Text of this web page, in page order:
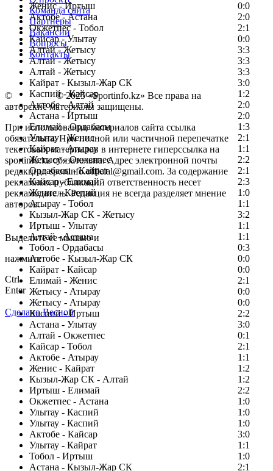
Женис - Иртыш
0:0
Актобе - Астана
2:0
Окжетпес - Тобол
2:1
Кайсар - Улытау
0:0
Алтай - Жетысу
3:3
Алтай - Жетысу
3:3
Алтай - Жетысу
3:3
Кайрат - Кызыл-Жар СК
3:0
Каспий - Кайсар
1:2
Актобе - Алтай
2:0
Астана - Иртыш
2:0
Елимай - Ордабасы
1:3
Улытау - Женис
2:1
Кайрат - Атырау
1:1
Жетысу - Окжетпес
2:2
Ордабасы - Кайрат
2:1
Кайсар - Елимай
2:3
Женис - Каспий
1:0
Атырау - Тобол
1:1
Кызыл-Жар СК - Жетысу
3:2
Иртыш - Улытау
1:1
Алтай - Астана
1:1
Тобол - Ордабасы
0:3
Актобе - Кызыл-Жар СК
0:0
Кайрат - Кайсар
0:0
Елимай - Женис
2:1
Жетысу - Атырау
0:0
Жетысу - Атырау
0:0
Каспий - Иртыш
2:2
Астана - Улытау
3:0
Алтай - Окжетпес
0:1
Кайсар - Тобол
2:1
Актобе - Атырау
1:1
Женис - Кайрат
1:2
Кызыл-Жар СК - Алтай
1:2
Иртыш - Елимай
2:2
Окжетпес - Астана
1:0
Улытау - Каспий
1:0
Улытау - Каспий
1:0
Актобе - Кайсар
3:0
Улытау - Кайрат
1:1
Тобол - Иртыш
1:0
Астана - Кызыл-Жар СК
2:1
Команда сайта
Партнеры
Вакансии
Вопросы
Контакты
© Copyright© 2025 «Sportinfo.kz» Все права на
авторские материалы защищены.
При использовании материалов сайта ссылка
обязательна. При полной или частичной перепечатке
текстовых материалов в интернете гиперссылка на
sportinfo.kz обязательна. Адрес электронной почты
редакции: sportinfo.official@gmail.com. За содержание
рекламных публикаций ответственность несет
рекламодатель. Редакция не всегда разделяет мнение
авторов.
Заметили ошибку в тексте?
Выделите ее мышью и
нажмите
Ctrl
Enter
Сделано Весной